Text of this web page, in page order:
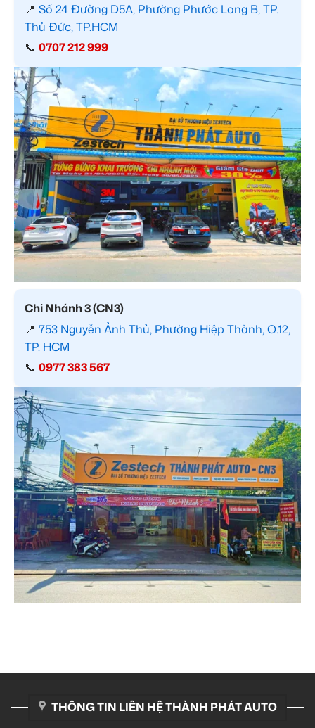
📍 Số 24 Đường D5A, Phường Phước Long B, TP.
Thủ Đức, TP.HCM
📞 0707 212 999
Chi Nhánh 3 (CN3)
📍 753 Nguyễn Ảnh Thủ, Phường Hiệp Thành, Q.12,
TP. HCM
📞 0977 383 567
THÔNG TIN LIÊN HỆ THÀNH PHÁT AUTO